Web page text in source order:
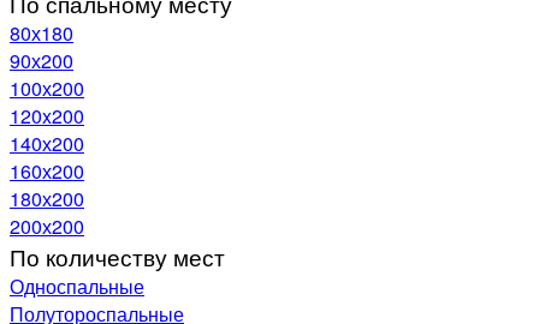
80х180
90х200
100х200
120x200
140х200
160х200
180х200
200х200
По количеству мест
Односпальные
Полутороспальные